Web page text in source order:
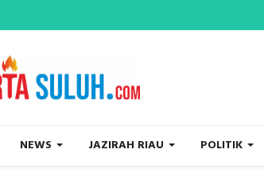
NEWS JAZIRAH RIAU POLITIK